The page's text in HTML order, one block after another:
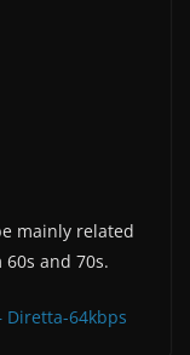
mainly related
and 70s.
Diretta-64kbps